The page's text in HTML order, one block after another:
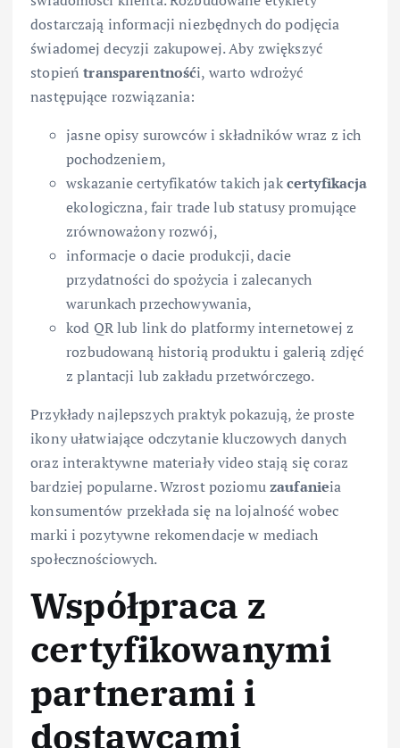
dostarczają informacji niezbędnych do podjęcia
świadomej decyzji zakupowej. Aby zwiększyć
stopieńtransparentnośći, warto wdrożyć
następujące rozwiązania:
jasne opisy surowców i składników wraz z ich
pochodzeniem,
wskazanie certyfikatów takich jakcertyfikacja
ekologiczna, fair trade lub statusy promujące
zrównoważony rozwój,
informacje o dacie produkcji, dacie
przydatności do spożycia i zalecanych
warunkach przechowywania,
kod QR lub link do platformy internetowej z
rozbudowaną historią produktu i galerią zdjęć
z plantacji lub zakładu przetwórczego.
Przykłady najlepszych praktyk pokazują, że proste
ikony ułatwiające odczytanie kluczowych danych
oraz interaktywne materiały video stają się coraz
bardziej popularne. Wzrost poziomuzaufanieia
konsumentów przekłada się na lojalność wobec
marki i pozytywne rekomendacje w mediach
społecznościowych.
Współpraca z
certyfikowanymi
partnerami i
dostawcami